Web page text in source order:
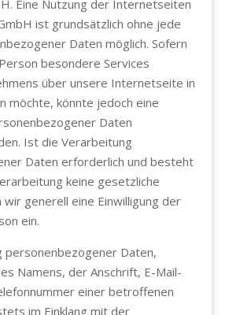
Eine Nutzung der Internetseiten
ist grundsätzlich ohne jede
Daten möglich. Sofern
besondere Services
über unsere Internetseite in
möchte, könnte jedoch eine
Daten
Ist die Verarbeitung
Daten erforderlich und besteht
keine gesetzliche
wir generell eine Einwilligung der
ein.
personenbezogener Daten,
Namens, der Anschrift, E-Mail-
einer betroffenen
im Einklang mit der